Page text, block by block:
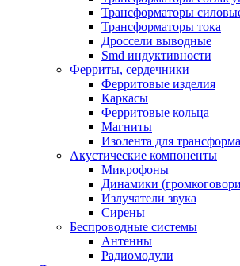
Трансформаторы
Трансформаторы тока
Дроссели выводные
Smd индуктивности
Ферриты, сердечники
Ферритовые изделия
Каркасы
Ферритовые кольца
Магниты
Изолента для
Акустические компоненты
Микрофоны
Динамики
Излучатели звука
Сирены
Беспроводные системы
Антенны
Радиомодули